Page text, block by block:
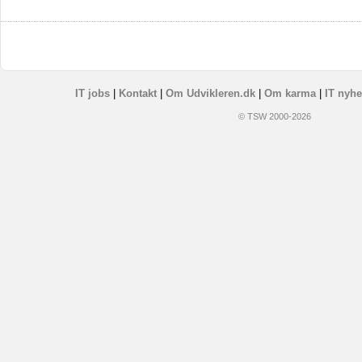
IT jobs| Kontakt| Om Udvikleren.dk| Om karma| IT
© TSW 2000-2026